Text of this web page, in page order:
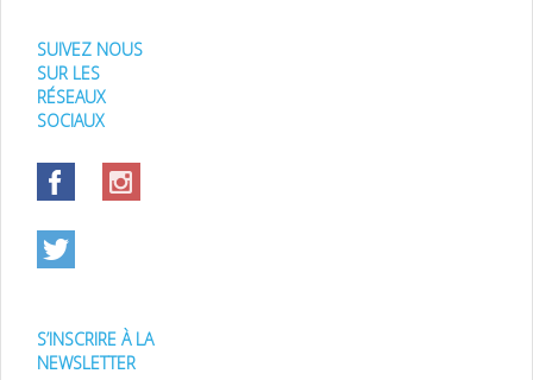
SUIVEZ NOUS
SUR LES
RÉSEAUX
SOCIAUX
S’INSCRIRE À LA
NEWSLETTER